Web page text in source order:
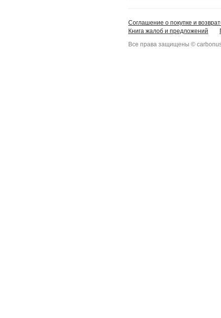
Соглашение о покупке и
Книга жалоб и предложений
Все права защищены ©